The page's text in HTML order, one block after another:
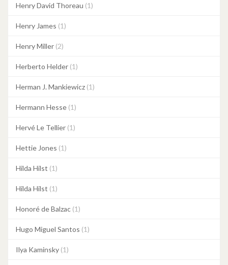
Henry David Thoreau (1)
Henry James (1)
Henry Miller (2)
Herberto Helder (1)
Herman J. Mankiewicz (1)
Hermann Hesse (1)
Hervé Le Tellier (1)
Hettie Jones (1)
Hilda Hilst (1)
Hilda Hilst (1)
Honoré de Balzac (1)
Hugo Miguel Santos (1)
Ilya Kaminsky (1)